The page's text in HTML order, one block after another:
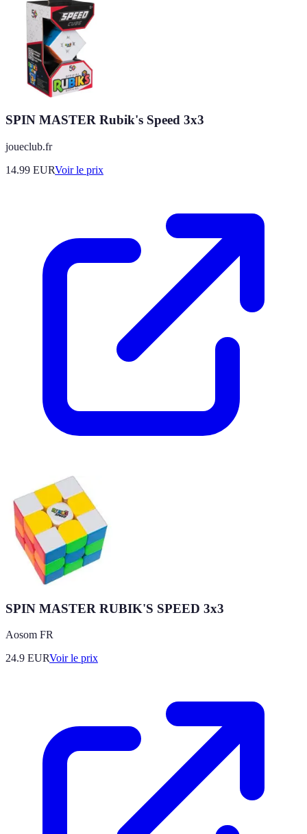
SPIN MASTER Rubik's Speed 3x3
joueclub.fr
14.99 EURVoir le prix
SPIN MASTER RUBIK'S SPEED 3x3
Aosom FR
24.9 EURVoir le prix